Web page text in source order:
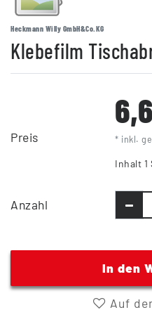
Heckmann Willy GmbH&Co.KG
Klebefilm
Preis * inkl.
Inhalt 1
Anzahl
In den
Auf